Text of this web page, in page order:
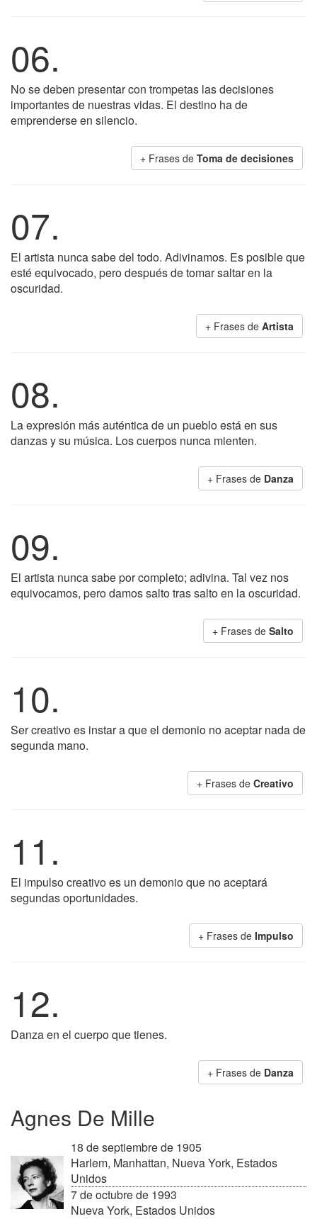
06.
No se deben presentar con trompetas las decisiones
importantes de nuestras vidas. El destino ha de
emprenderse en silencio.
+ Frases de Toma de decisiones
07.
El artista nunca sabe del todo. Adivinamos. Es posible que
esté equivocado, pero después de tomar saltar en la
oscuridad.
+ Frases de Artista
08.
La expresión más auténtica de un pueblo está en sus
danzas y su música. Los cuerpos nunca mienten.
+ Frases de Danza
09.
El artista nunca sabe por completo; adivina. Tal vez nos
equivocamos, pero damos salto tras salto en la oscuridad.
+ Frases de Salto
10.
Ser creativo es instar a que el demonio no aceptar nada de
segunda mano.
+ Frases de Creativo
11.
El impulso creativo es un demonio que no aceptará
segundas oportunidades.
+ Frases de Impulso
12.
Danza en el cuerpo que tienes.
+ Frases de Danza
Agnes De Mille
18 de septiembre de 1905
Harlem, Manhattan, Nueva York, Estados
Unidos
7 de octubre de 1993
Nueva York, Estados Unidos